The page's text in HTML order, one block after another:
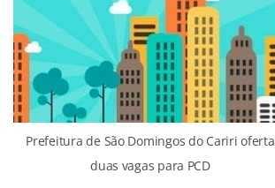
Prefeitura de São Domingos do Cariri oferta
duas vagas para PCD